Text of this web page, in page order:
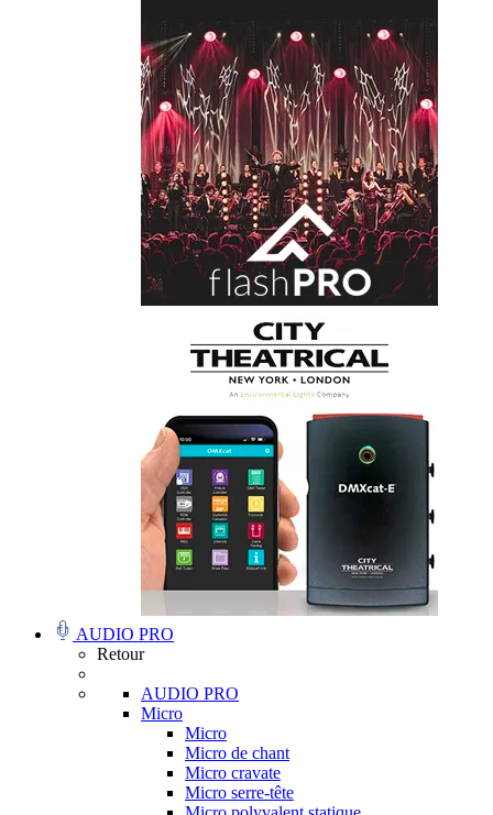
AUDIO PRO
Retour
AUDIO PRO
Micro
Micro
Micro de chant
Micro cravate
Micro serre-tête